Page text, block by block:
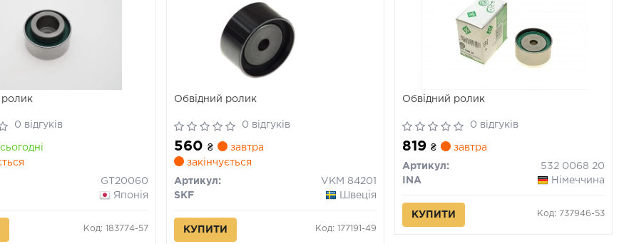
0 відгуків
GT20060
Японія
Код: 183774-57
Обвідний ролик
0 відгуків
560₴
завтра
закінчується
Артикул:
VKM 84201
SKF
Швеція
КУПИТИ Код: 177191-49
Обвідний ролик
0 відгуків
819₴ завтра
Артикул:
532 0068 20
INA
Німеччина
КУПИТИ Код: 737946-53